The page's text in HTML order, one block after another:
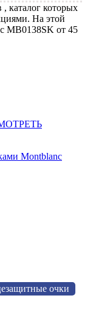
каталог которых
На этой
MB0138SK от 45
Montblanc
очки